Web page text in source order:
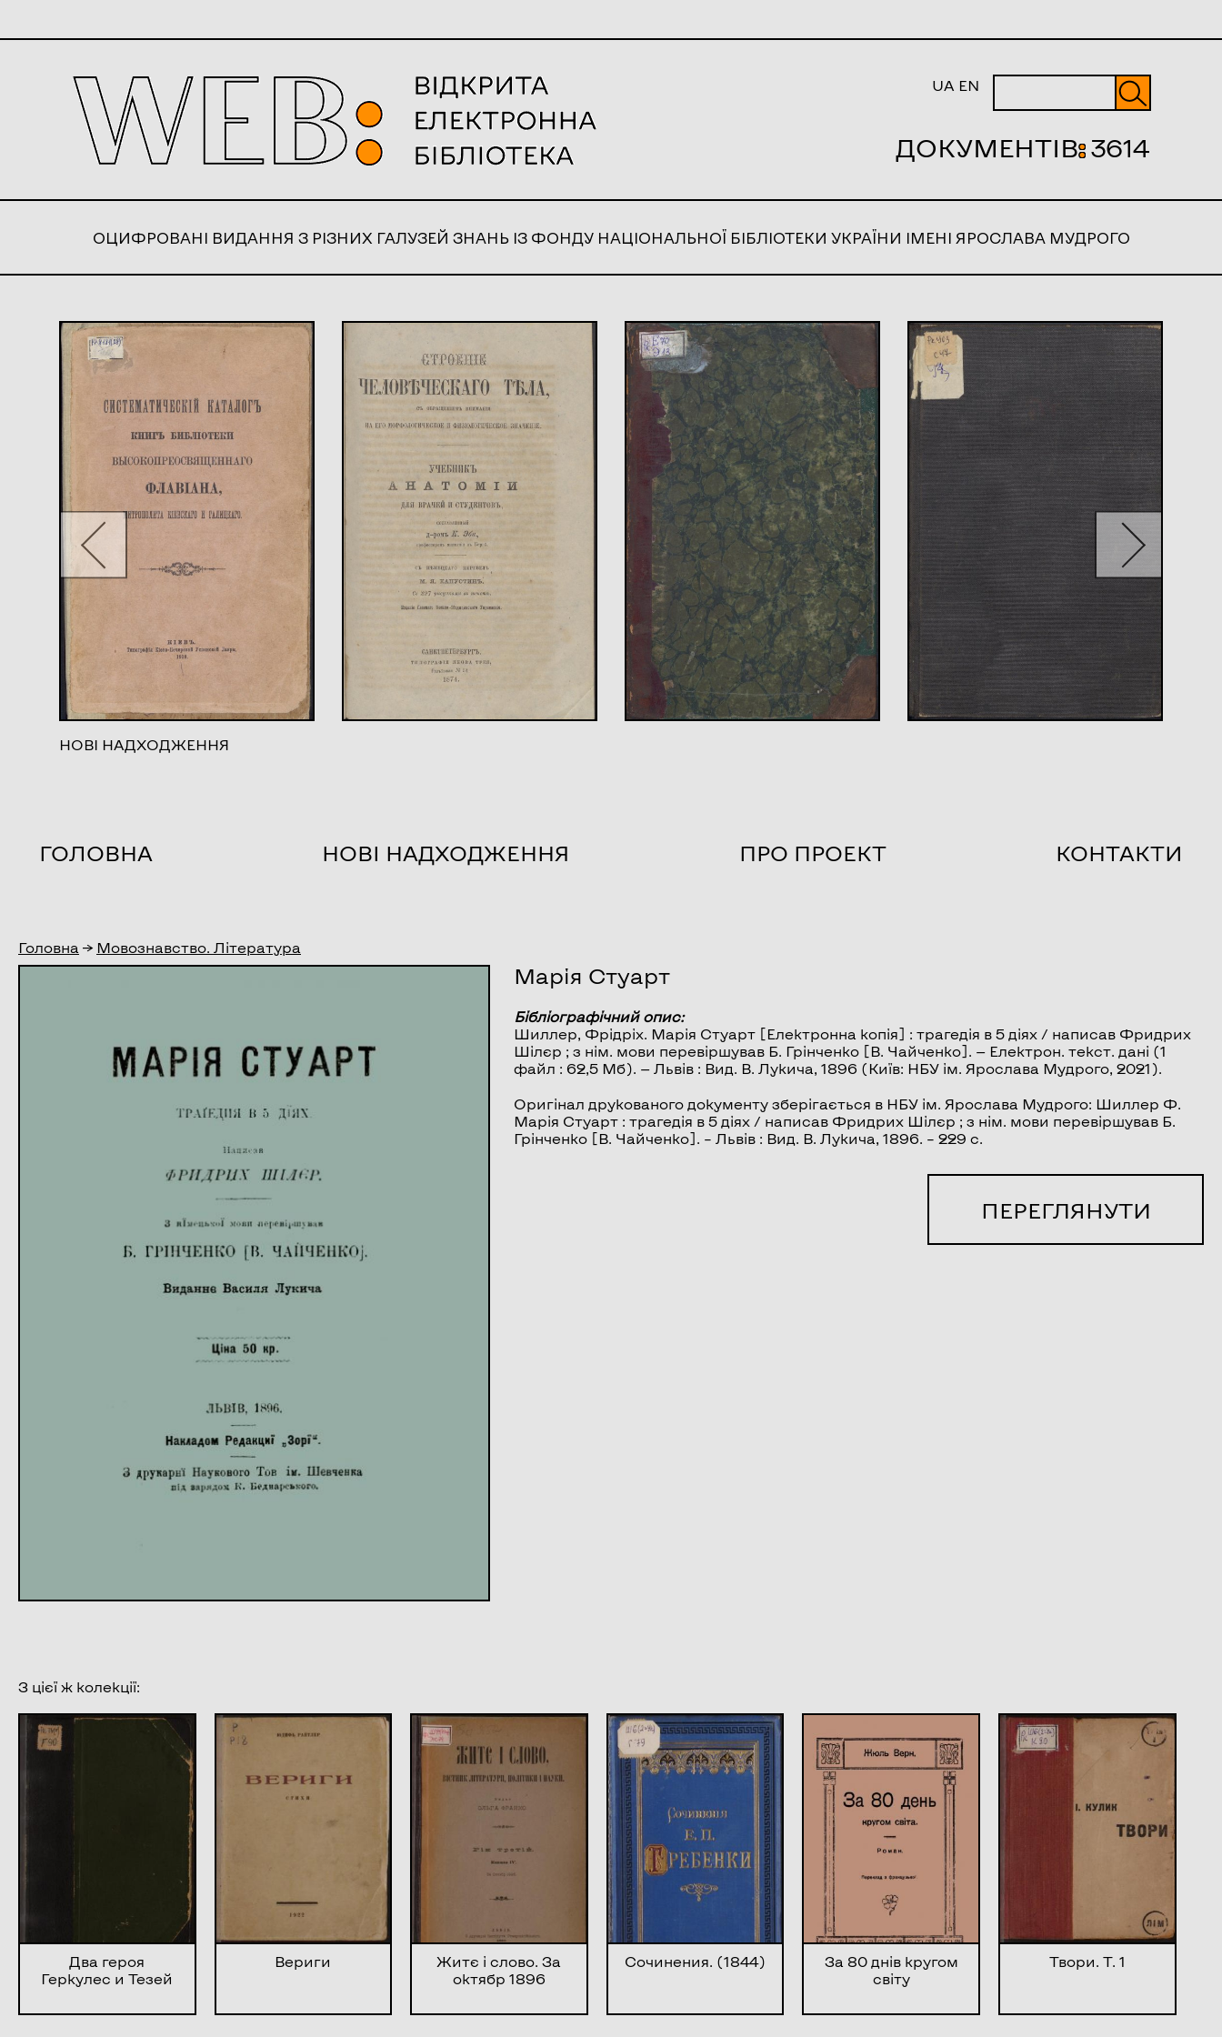
UA EN
ДОКУМЕНТІВ:3614
ОЦИФРОВАНІ ВИДАННЯ З РІЗНИХ ГАЛУЗЕЙ ЗНАНЬ ІЗ ФОНДУ НАЦІОНАЛЬНОЇ БІБЛІОТЕКИ УКРАЇНИ ІМЕНІ ЯРОСЛАВА МУДРОГО
НОВІ НАДХОДЖЕННЯ
ГОЛОВНА НОВІ НАДХОДЖЕННЯ ПРО ПРОЕКТ КОНТАКТИ
Головна → Мовознавство. Література
Марія Стуарт
Бібліографічний опис:
Шиллер, Фрідріх. Марія Стуарт [Електронна копія] : трагедія в 5 діях / написав Фридрих
Шілєр ; з нім. мови перевіршував Б. Грінченко [В. Чайченко]. — Електрон. текст. дані (1
файл : 62,5 Мб). — Львів : Вид. В. Лукича, 1896 (Київ: НБУ ім. Ярослава Мудрого, 2021).
Оригінал друкованого документу зберігається в НБУ ім. Ярослава Мудрого: Шиллер Ф.
Марія Стуарт : трагедія в 5 діях / написав Фридрих Шілєр ; з нім. мови перевіршував Б.
Грінченко [В. Чайченко]. – Львів : Вид. В. Лукича, 1896. – 229 с.
ПЕРЕГЛЯНУТИ
З цієї ж колекції:
Два героя
Геркулес и Тезей
Вериги
Житє і слово. За
октябр 1896
Сочинения. (1844)
За 80 днів кругом
світу
Твори. Т. 1